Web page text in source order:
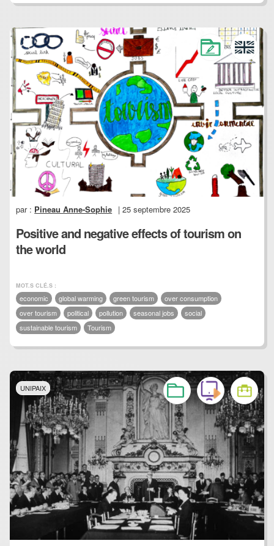
par : Pineau Anne-Sophie | 25 septembre 2025
Positive and negative effects of tourism on
the world
MOT.S CLÉ.S :
economic global warming green tourism
over consumption
over tourism
political pollution seasonal jobs
social
sustainable tourism
Tourism
UNIPAIX